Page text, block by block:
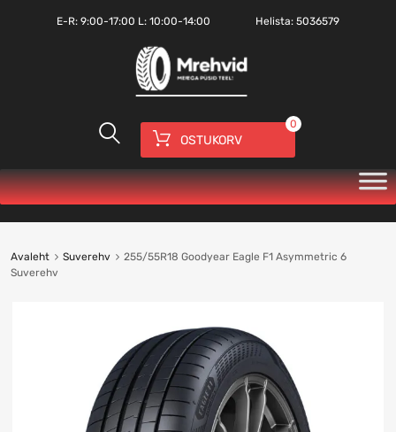
E-R: 9:00-17:00 L: 10:00-14:00 Helista:5036579
OSTUKORV
0
Avaleht Suverehv
255/55R18 Goodyear Eagle F1 Asymmetric 6
Suverehv